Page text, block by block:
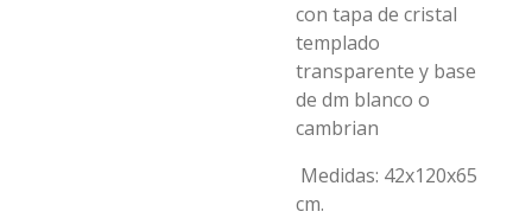
con tapa de cristal
templado
transparente y base
de dm blanco o
cambrian
Medidas: 42x120x65
cm.